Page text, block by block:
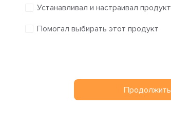
Устанавливал и настраивал продукт
Помогал выбирать этот продукт
Продолжить